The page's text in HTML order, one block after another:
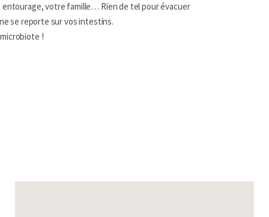
votre famille… Rien de tel pour évacuer
se reporte sur vos intestins.
!